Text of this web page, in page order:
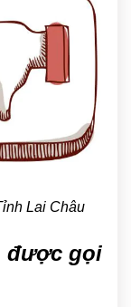
Lai Châu
được gọi